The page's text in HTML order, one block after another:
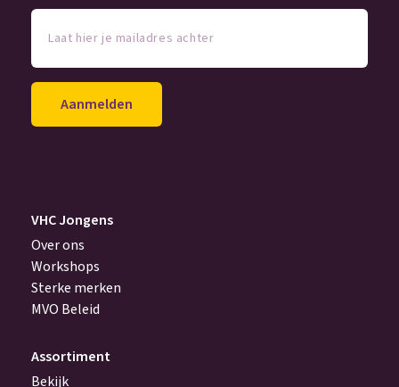
je
achter
VHC Jongens
Over ons
Workshops
Sterke merken
MVO Beleid
Assortiment
Bekijk